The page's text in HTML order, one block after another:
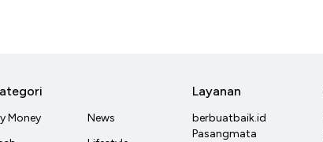
Money
News
Layanan
berbuatbaik.id
Pasangmata